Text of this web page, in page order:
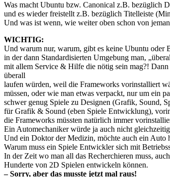
Was macht Ubuntu bzw. Canonical z.B. bezüglich
und es wieder freistellt z.B. bezüglich Titelleiste
Und was ist wenn, wie weiter oben schon von
WICHTIG:
Und warum nur, warum, gibt es keine Ubuntu oder
in der dann Standardisierten Umgebung man,
mit allem Service & Hilfe die nötig sein mag?!
überall
laufen würden, weil die Frameworks vorinstalliert
müssen, oder wie man etwas verpackt, nur um ein
schwer genug Spiele zu Designen (Grafik, Sound,
für Grafik & Sound (eben Spiele Entwicklung),
die Frameworks müssten natürlich immer
Ein Automechaniker würde ja auch nicht
Und ein Doktor der Medizin, möchte auch ein Auto
Warum muss ein Spiele Entwickler sich mit
In der Zeit wo man all das Recherchieren muss,
Hunderte von 2D Spielen entwickeln können.
– Sorry, aber das musste jetzt mal raus!